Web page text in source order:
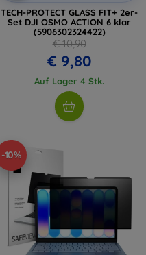
TECH-PROTECT GLASS FIT+ 2er-
Set DJI OSMO ACTION 6 klar
(5906302324422)
€ 10,90
€ 9,80
Auf Lager 4 Stk.
-10%